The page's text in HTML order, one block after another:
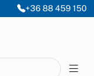
+36 88 459 150